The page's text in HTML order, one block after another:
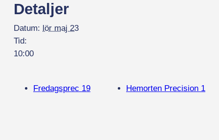
Detaljer
Datum: lör maj 23
Tid:
10:00
Fredagsprec 19 Hemorten Precision 1